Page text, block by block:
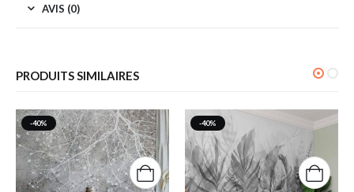
AVIS (0)
PRODUITS SIMILAIRES
-40% -40%